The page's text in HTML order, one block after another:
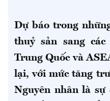
Dự báo trong
thuỷ sản sang
Trung Quốc và
lại, với mức tăng
Nguyên nhân là sự